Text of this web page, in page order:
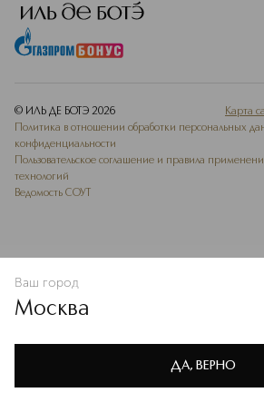
Политике конфиденциальности
В КОРЗИНУ
© ИЛЬ ДЕ БОТЭ 2026
Карта
Политика в отношении обработки персональных
конфиденциальности
Пользовательское соглашение и правила
технологий
Ведомость СОУТ
Ваш город
Москва
ДА, ВЕРНО